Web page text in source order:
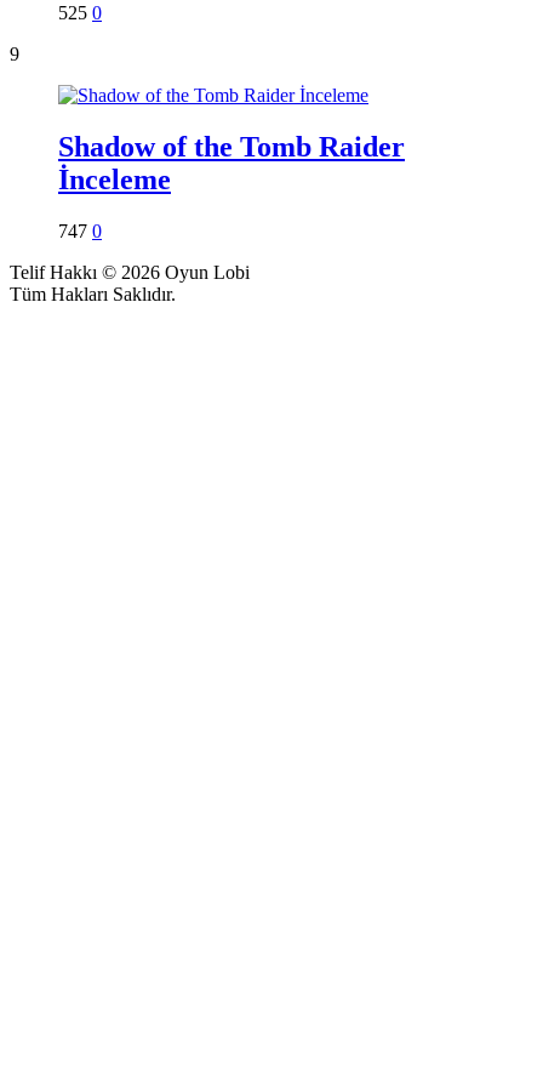
525 0
9
Shadow of the Tomb Raider
İnceleme
747 0
Telif Hakkı © 2026 Oyun Lobi
Tüm Hakları Saklıdır.